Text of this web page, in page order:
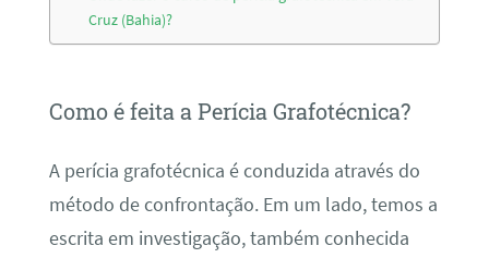
Cruz (Bahia)?
Como é feita a Perícia Grafotécnica?
A perícia grafotécnica é conduzida através do
método de confrontação. Em um lado, temos a
escrita em investigação, também conhecida